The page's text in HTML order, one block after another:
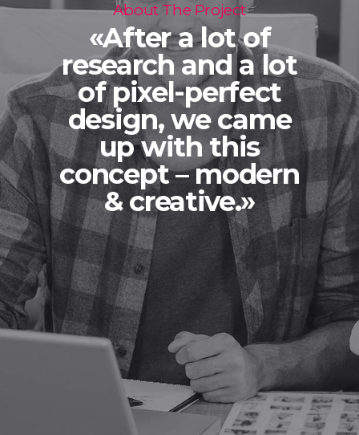
About The Project
«After a lot of
research and a lot
of pixel-perfect
design, we came
up with this
concept – modern
& creative.»